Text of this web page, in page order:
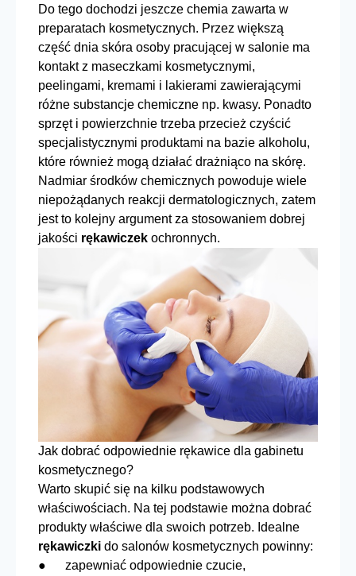
Do tego dochodzi jeszcze chemia zawarta w
preparatach kosmetycznych. Przez większą
część dnia skóra osoby pracującej w salonie ma
kontakt z maseczkami kosmetycznymi,
peelingami, kremami i lakierami zawierającymi
różne substancje chemiczne np. kwasy. Ponadto
sprzęt i powierzchnie trzeba przecież czyścić
specjalistycznymi produktami na bazie alkoholu,
które również mogą działać drażniąco na skórę.
Nadmiar środków chemicznych powoduje wiele
niepożądanych reakcji dermatologicznych, zatem
jest to kolejny argument za stosowaniem dobrej
jakości rękawiczek ochronnych.
Jak dobrać odpowiednie rękawice dla gabinetu
kosmetycznego?
Warto skupić się na kilku podstawowych
właściwościach. Na tej podstawie można dobrać
produkty właściwe dla swoich potrzeb. Idealne
rękawiczki do salonów kosmetycznych powinny:
● zapewniać odpowiednie czucie,